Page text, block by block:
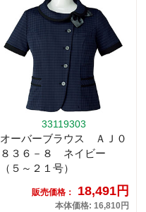
33119303
オーバーブラウス ＡＪ０
８３６－８ ネイビー
（５～２１号）
販売価格： 18,491円
本体価格: 16,810円